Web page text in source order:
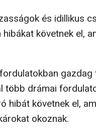
és idillikus
hibákat követnek el,
több drámai
hibát követnek el,
okoznak.